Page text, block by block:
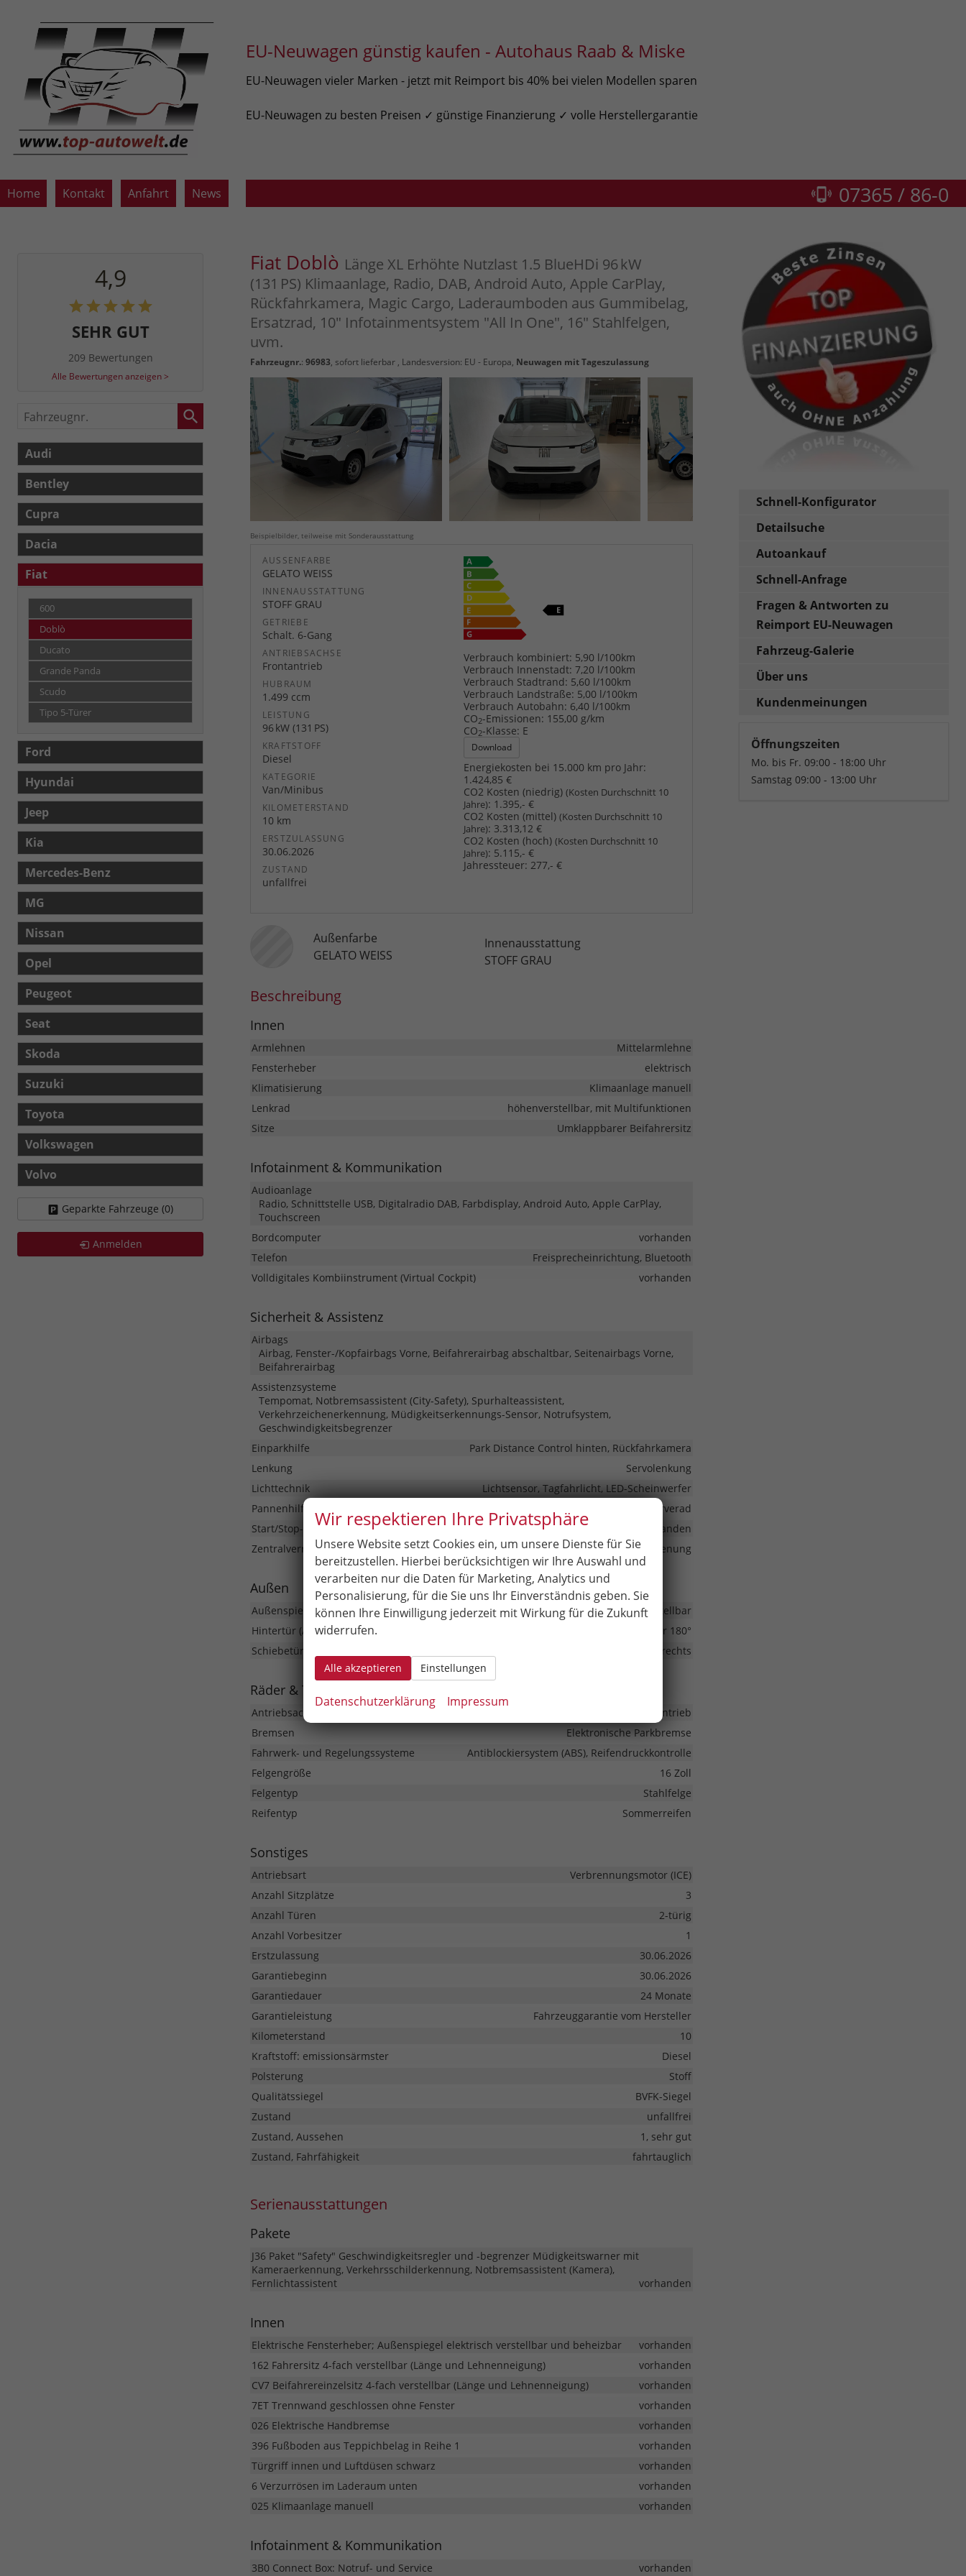
EU-Neuwagen günstig kaufen - Autohaus Raab & Miske
EU-Neuwagen vieler Marken - jetzt mit Reimport bis 40% bei vielen Modellen sparen
EU-Neuwagen zu besten Preisen ✓ günstige Finanzierung ✓ volle Herstellergarantie
Home Kontakt Anfahrt News 07365 / 86-0
Fiat Doblò Länge XL Erhöhte Nutzlast 1.5 BlueHDi 96 kW
(131 PS) Klimaanlage, Radio, DAB, Android Auto, Apple CarPlay,
Rückfahrkamera, Magic Cargo, Laderaumboden aus Gummibelag,
Ersatzrad, 10" Infotainmentsystem "All In One", 16" Stahlfelgen,
uvm.
Fahrzeugnr.: 96983, sofort lieferbar, Landesversion: EU - Europa, Neuwagen mit Tageszulassung
Beispielbilder, teilweise mit Sonderausstattung
AUSSENFARBE
GELATO WEISS
INNENAUSSTATTUNG
STOFF GRAU
GETRIEBE
Schalt. 6-Gang
ANTRIEBSACHSE
Frontantrieb
HUBRAUM
1.499 ccm
LEISTUNG
96 kW (131 PS)
KRAFTSTOFF
Diesel
KATEGORIE
Van/Minibus
KILOMETERSTAND
10 km
ERSTZULASSUNG
30.06.2026
ZUSTAND
unfallfrei
Verbrauch kombiniert: 5,90 l/100km
Verbrauch Innenstadt: 7,20 l/100km
Verbrauch Stadtrand: 5,60 l/100km
Verbrauch Landstraße: 5,00 l/100km
Verbrauch Autobahn: 6,40 l/100km
CO2-Emissionen: 155,00 g/km
CO2-Klasse: E
Download
Energiekosten bei 15.000 km pro Jahr:
1.424,85 €
CO2 Kosten (niedrig)(Kosten Durchschnitt 10
Jahre): 1.395,- €
CO2 Kosten (mittel)(Kosten Durchschnitt 10
Jahre): 3.313,12 €
CO2 Kosten (hoch)(Kosten Durchschnitt 10
Jahre): 5.115,- €
Jahressteuer: 277,- €
Außenfarbe
GELATO WEISS
Innenausstattung
STOFF GRAU
Beschreibung
Innen
Armlehnen
Mittelarmlehne
Fensterheber
elektrisch
Klimatisierung
Klimaanlage manuell
Lenkrad
höhenverstellbar, mit Multifunktionen
Sitze
Umklappbarer Beifahrersitz
Infotainment & Kommunikation
Audioanlage
Radio, Schnittstelle USB, Digitalradio DAB, Farbdisplay, Android Auto, Apple CarPlay,
Touchscreen
Bordcomputer
vorhanden
Telefon
Freisprecheinrichtung, Bluetooth
Volldigitales Kombiinstrument (Virtual Cockpit)
vorhanden
Sicherheit & Assistenz
Airbags
Airbag, Fenster-/Kopfairbags Vorne, Beifahrerairbag abschaltbar, Seitenairbags Vorne,
Beifahrerairbag
Assistenzsysteme
Tempomat, Notbremsassistent (City-Safety), Spurhalteassistent,
Verkehrzeichenerkennung, Müdigkeitserkennungs-Sensor, Notrufsystem,
Geschwindigkeitsbegrenzer
Einparkhilfe
Park Distance Control hinten, Rückfahrkamera
Lenkung
Servolenkung
Lichttechnik
Lichtsensor, Tagfahrlicht, LED-Scheinwerfer
Pannenhilfe
Reserverad
Start/Stop-Automatik
vorhanden
Zentralverriegelung
Zentralverriegelung mit Funkfernbedienung
Außen
Außenspiegel
Außenspiegel beheizbar, Außenspiegel elektrisch verstellbar
Hintertür (Art)
Hecktür 180°
Schiebetür
Schiebetür rechts
Räder & Technik
Antriebsachse
Frontantrieb
Bremsen
Elektronische Parkbremse
Fahrwerk- und Regelungssysteme
Antiblockiersystem (ABS), Reifendruckkontrolle
Felgengröße
16 Zoll
Felgentyp
Stahlfelge
Reifentyp
Sommerreifen
Sonstiges
Antriebsart
Verbrennungsmotor (ICE)
Anzahl Sitzplätze
3
Anzahl Türen
2-türig
Anzahl Vorbesitzer
1
Erstzulassung
30.06.2026
Garantiebeginn
30.06.2026
Garantiedauer
24 Monate
Garantieleistung
Fahrzeuggarantie vom Hersteller
Kilometerstand
10
Kraftstoff: emissionsärmster
Diesel
Polsterung
Stoff
Qualitätssiegel
BVFK-Siegel
Zustand
unfallfrei
Zustand, Aussehen
1, sehr gut
Zustand, Fahrfähigkeit
fahrtauglich
Serienausstattungen
Pakete
J36 Paket "Safety" Geschwindigkeitsregler und -begrenzer Müdigkeitswarner mit
Kameraerkennung, Verkehrsschilderkennung, Notbremsassistent (Kamera),
Fernlichtassistent
vorhanden
Innen
Elektrische Fensterheber; Außenspiegel elektrisch verstellbar und beheizbar
vorhanden
162 Fahrersitz 4-fach verstellbar (Länge und Lehnenneigung)
vorhanden
CV7 Beifahrereinzelsitz 4-fach verstellbar (Länge und Lehnenneigung)
vorhanden
7ET Trennwand geschlossen ohne Fenster
vorhanden
026 Elektrische Handbremse
vorhanden
396 Fußboden aus Teppichbelag in Reihe 1
vorhanden
Türgriff innen und Luftdüsen schwarz
vorhanden
6 Verzurrösen im Laderaum unten
vorhanden
025 Klimaanlage manuell
vorhanden
Infotainment & Kommunikation
3B0 Connect Box: Notruf- und Service vorhanden
4,9
SEHR GUT
209 Bewertungen
Alle Bewertungen anzeigen >
Fahrzeugnr.
Audi
Bentley
Cupra
Dacia
Fiat
600
Doblò
Ducato
Grande Panda
Scudo
Tipo 5-Türer
Ford
Hyundai
Jeep
Kia
Mercedes-Benz
MG
Nissan
Opel
Peugeot
Seat
Skoda
Suzuki
Toyota
Volkswagen
Volvo
Geparkte Fahrzeuge (0)
Anmelden
Schnell-Konfigurator
Detailsuche
Autoankauf
Schnell-Anfrage
Fragen & Antworten zu
Reimport EU-Neuwagen
Fahrzeug-Galerie
Über uns
Kundenmeinungen
Öffnungszeiten
Mo. bis Fr. 09:00 - 18:00 Uhr
Samstag 09:00 - 13:00 Uhr
Wir respektieren Ihre Privatsphäre
Unsere Website setzt Cookies ein, um unsere Dienste für Sie
bereitzustellen. Hierbei berücksichtigen wir Ihre Auswahl und
verarbeiten nur die Daten für Marketing, Analytics und
Personalisierung, für die Sie uns Ihr Einverständnis geben. Sie
können Ihre Einwilligung jederzeit mit Wirkung für die Zukunft
widerrufen.
Alle akzeptieren Einstellungen
Datenschutzerklärung Impressum